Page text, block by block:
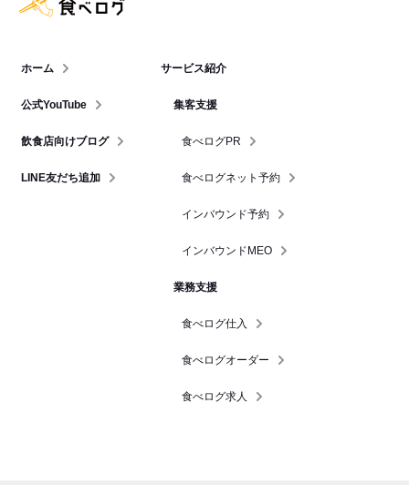
ホーム
公式YouTube
飲食店向けブログ
LINE友だち追加
サービス紹介
集客支援
食べログPR
食べログネット予約
インバウンド予約
インバウンドMEO
業務支援
食べログ仕入
食べログオーダー
食べログ求人